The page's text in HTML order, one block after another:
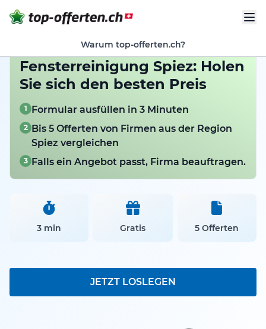
Warum top-offerten.ch?
Fensterreinigung Spiez: Holen
Sie sich den besten Preis
1 Formular ausfüllen in 3 Minuten
2 Bis 5 Offerten von Firmen aus der Region
Spiez vergleichen
3 Falls ein Angebot passt, Firma beauftragen.
3 min Gratis 5 Offerten
JETZT LOSLEGEN